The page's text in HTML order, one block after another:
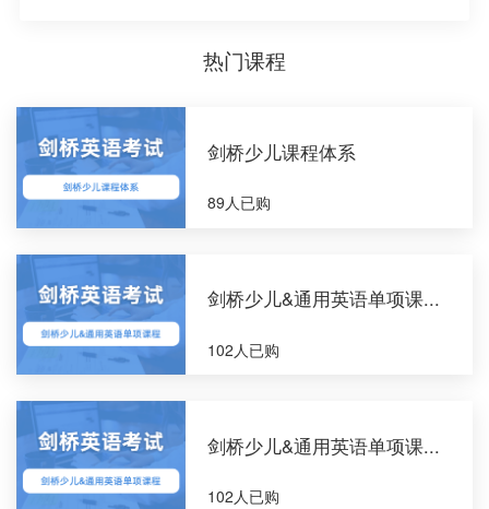
热门课程
剑桥少儿课程体系
89人已购
剑桥少儿&通用英语单项课...
102人已购
剑桥少儿&通用英语单项课...
102人已购